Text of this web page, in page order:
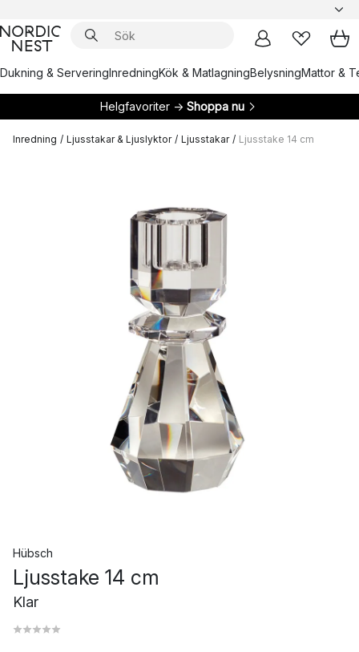
Dukning & ServeringInredningKök & MatlagningBelysningMattor &
Helgfavoriter → Shoppa nu
Inredning / Ljusstakar & Ljuslyktor / Ljusstakar / Ljusstake 14 cm
Hübsch
Ljusstake 14 cm
Klar